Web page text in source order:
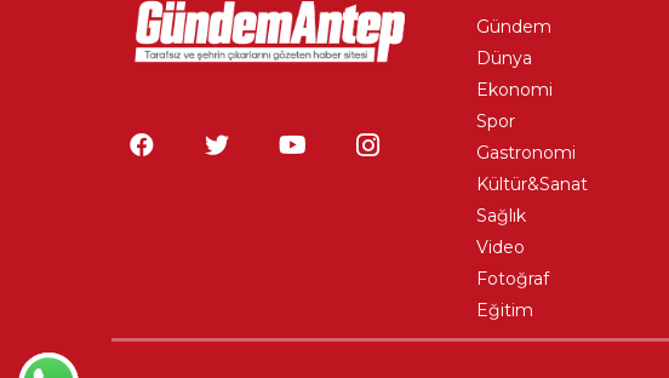
Gündem
Dünya
Ekonomi
Spor
Gastronomi
Kültür&Sanat
Sağlık
Video
Fotoğraf
Eğitim